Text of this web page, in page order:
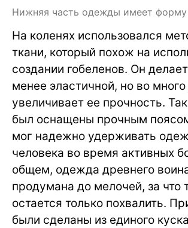
Нижняя часть одежды имеет
На коленях использовался
ткани, который похож на
создании гобеленов. Он
менее эластичной, но во много
увеличивает ее прочность.
был оснащены прочным
мог надежно удерживать
человека во время активных
общем, одежда древнего
продумана до мелочей, за что
остается только похвалить.
были сделаны из единого